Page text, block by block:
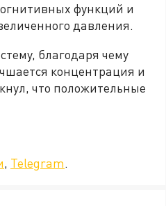
функций и
давления.
благодаря чему
концентрация и
что положительные
, Telegram.